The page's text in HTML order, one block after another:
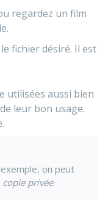
regardez un film
fichier désiré. Il est
utilisées aussi bien
leur bon usage.
on peut
copie privée.